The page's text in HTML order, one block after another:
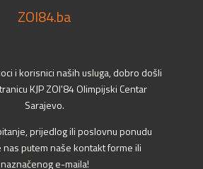
ZOI84.ba
i korisnici naših usluga, dobro došli
KJP ZOI'84 Olimpijski Centar
Sarajevo.
prijedlog ili poslovnu ponudu
putem naše kontakt forme ili
naznačenog e-maila!